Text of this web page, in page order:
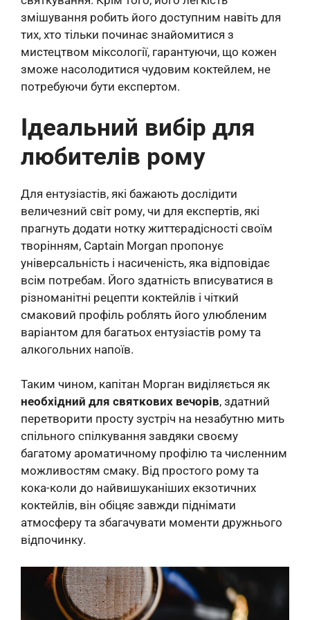
змішування робить його доступним навіть для
тих, хто тільки починає знайомитися з
мистецтвом міксології, гарантуючи, що кожен
зможе насолодитися чудовим коктейлем, не
потребуючи бути експертом.
Ідеальний вибір для
любителів рому
Для ентузіастів, які бажають дослідити
величезний світ рому, чи для експертів, які
прагнуть додати нотку життєрадісності своїм
творінням, Captain Morgan пропонує
універсальність і насиченість, яка відповідає
всім потребам. Його здатність вписуватися в
різноманітні рецепти коктейлів і чіткий
смаковий профіль роблять його улюбленим
варіантом для багатьох ентузіастів рому та
алкогольних напоїв.
Таким чином, капітан Морган виділяється як
необхідний для святкових вечорів, здатний
перетворити просту зустріч на незабутню мить
спільного спілкування завдяки своєму
багатому ароматичному профілю та численним
можливостям смаку. Від простого рому та
кока-коли до найвишуканіших екзотичних
коктейлів, він обіцяє завжди піднімати
атмосферу та збагачувати моменти дружнього
відпочинку.